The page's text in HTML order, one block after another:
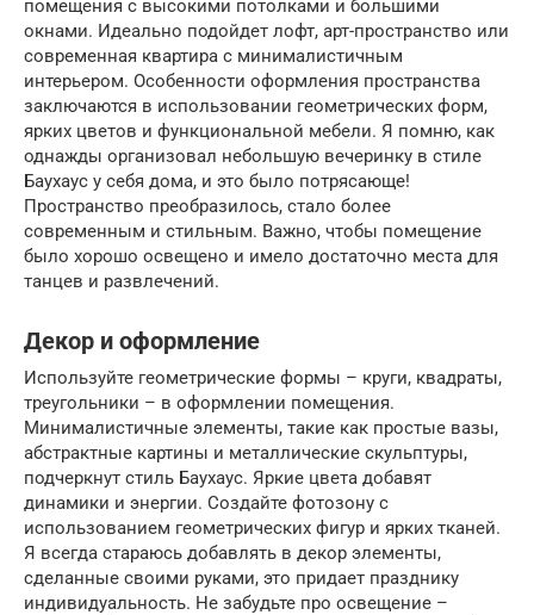
помещения с высокими потолками и большими
окнами. Идеально подойдет лофт, арт-пространство или
современная квартира с минималистичным
интерьером. Особенности оформления пространства
заключаются в использовании геометрических форм,
ярких цветов и функциональной мебели. Я помню, как
однажды организовал небольшую вечеринку в стиле
Баухаус у себя дома, и это было потрясающе!
Пространство преобразилось, стало более
современным и стильным. Важно, чтобы помещение
было хорошо освещено и имело достаточно места для
танцев и развлечений.
Декор и оформление
Используйте геометрические формы – круги, квадраты,
треугольники – в оформлении помещения.
Минималистичные элементы, такие как простые вазы,
абстрактные картины и металлические скульптуры,
подчеркнут стиль Баухаус. Яркие цвета добавят
динамики и энергии. Создайте фотозону с
использованием геометрических фигур и ярких тканей.
Я всегда стараюсь добавлять в декор элементы,
сделанные своими руками, это придает празднику
индивидуальность. Не забудьте про освещение –